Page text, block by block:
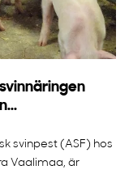
svinpest (ASF) hos
Vaalimaa, är